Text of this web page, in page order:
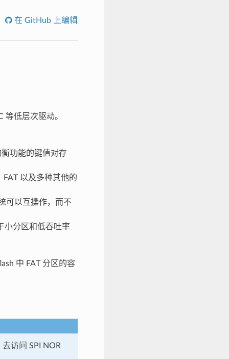
在 GitHub 上编辑
低层次驱动。
功能的键值对存
以及多种其他的
可以互操作，而不
小分区和低吞吐率
中 FAT 分区的容
访问 SPI NOR